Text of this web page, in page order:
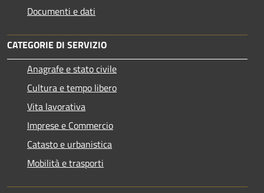
Documenti e dati
CATEGORIE DI SERVIZIO
Anagrafe e stato civile
Cultura e tempo libero
Vita lavorativa
Imprese e Commercio
Catasto e urbanistica
Mobilità e trasporti